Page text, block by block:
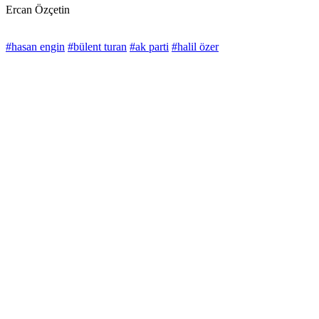
Ercan Özçetin
#hasan engin #bülent turan #ak parti #halil özer